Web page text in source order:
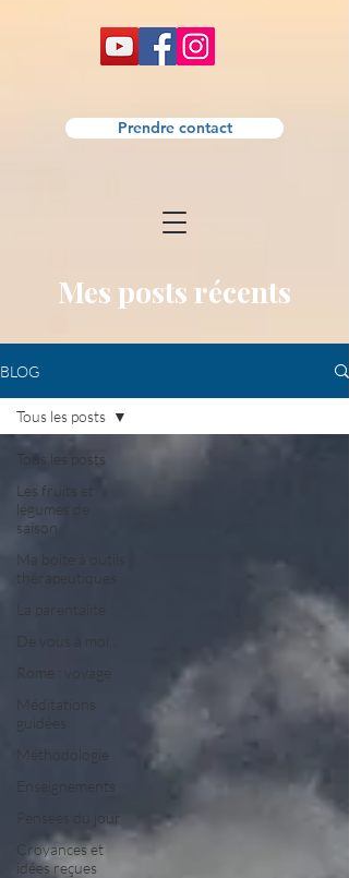
Prendre contact
Mes posts récents
BLOG
Tous les posts
Les fruits et
légumes de
saison
Ma boîte à outils
thérapeutiques
La parentalité
De vous à moi...
Rome : voyage
Méditations
guidées
Méthodologie
Enseignements
Pensées du jour
Croyances et
idées reçues
Tous les posts